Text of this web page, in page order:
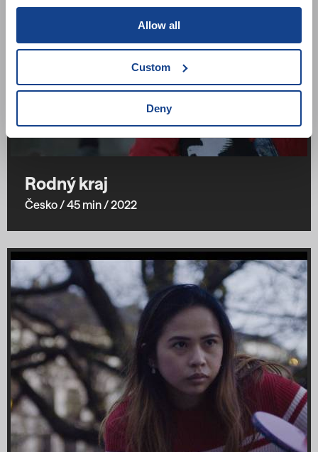
Allow all
Custom
Deny
Rodný kraj
Česko/ 45 min/ 2022